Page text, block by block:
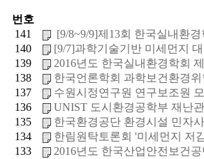
번호
141
[9/8~9/9]제13회 한국실내환
140
[9/7]과학기술기반 미세먼지
139
2016년도 한국실내환경학회
138
한국언론학회 과학보건환경
137
수원시정연구원 연구보조원
136
UNIST 도시환경공학부 재난
135
한국환경공단 환경시설 민자
134
한림원탁토론회 '미세먼지 저
133
2016년도 한국산업안전보건